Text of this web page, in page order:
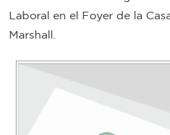
Bromatología
Rentas
Personal
municipal
Laboral en el Foyer de la
Marshall.